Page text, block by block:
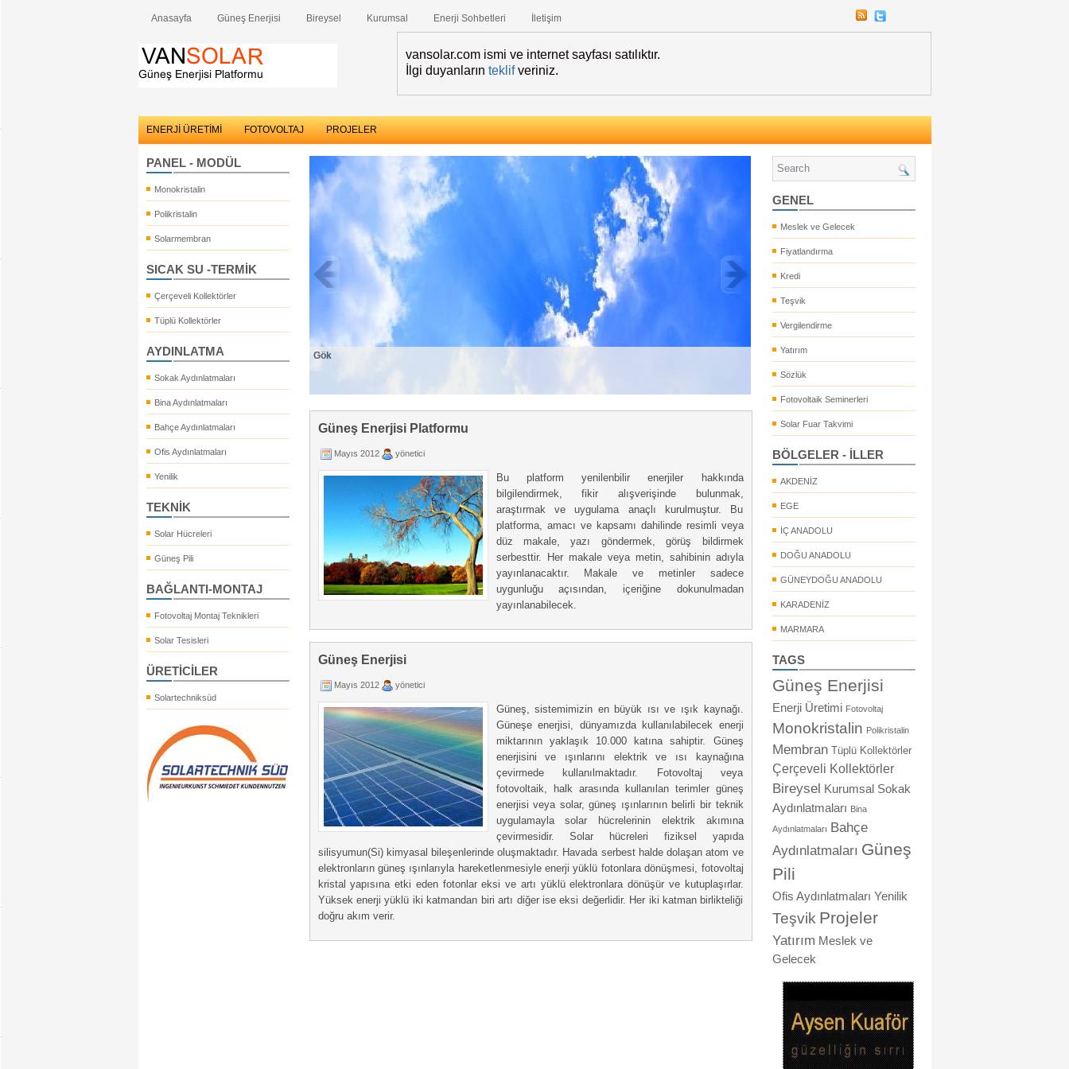
Anasayfa Güneş Enerjisi Bireysel Kurumsal Enerji Sohbetleri İletişim
vansolar.com ismi ve internet sayfası satılıktır.
İlgi duyanların teklifveriniz.
ENERJİ ÜRETİMİ FOTOVOLTAJ PROJELER
PANEL - MODÜL
Monokristalin
Polikristalin
Solarmembran
SICAK SU -TERMİK
Çerçeveli Kollektörler
Tüplü Kollektörler
AYDINLATMA
Sokak Aydınlatmaları
Bina Aydınlatmaları
Bahçe Aydınlatmaları
Ofis Aydınlatmaları
Yenilik
TEKNİK
Solar Hücreleri
Güneş Pili
BAĞLANTI-MONTAJ
Fotovoltaj Montaj Teknikleri
Solar Tesisleri
ÜRETİCİLER
Solartechniksüd
Gök
Güneş Enerjisi Platformu
Mayıs 2012 yönetici
Bu platform yenilenbilir enerjiler hakkında
bilgilendirmek, fikir alışverişinde bulunmak,
araştırmak ve uygulama anaçlı kurulmuştur. Bu
platforma, amacı ve kapsamı dahilinde resimli veya
düz makale, yazı göndermek, görüş bildirmek
serbesttir. Her makale veya metin, sahibinin adıyla
yayınlanacaktır. Makale ve metinler sadece
uygunluğu açısından, içeriğine dokunulmadan
yayınlanabilecek.
Güneş Enerjisi
Mayıs 2012 yönetici
Güneş, sistemimizin en büyük ısı ve ışık kaynağı.
Güneşe enerjisi, dünyamızda kullanılabilecek enerji
miktarının yaklaşık 10.000 katına sahiptir. Güneş
enerjisini ve ışınlarını elektrik ve ısı kaynağına
çevirmede kullanılmaktadır. Fotovoltaj veya
fotovoltaik, halk arasında kullanılan terimler güneş
enerjisi veya solar, güneş ışınlarının belirli bir teknik
uygulamayla solar hücrelerinin elektrik akımına
çevirmesidir. Solar hücreleri fiziksel yapıda
silisyumun(Si) kimyasal bileşenlerinde oluşmaktadır. Havada serbest halde dolaşan atom ve
elektronların güneş ışınlarıyla hareketlenmesiyle enerji yüklü fotonlara dönüşmesi, fotovoltaj
kristal yapısına etki eden fotonlar eksi ve artı yüklü elektronlara dönüşür ve kutuplaşırlar.
Yüksek enerji yüklü iki katmandan biri artı diğer ise eksi değerlidir. Her iki katman birlikteliği
doğru akım verir.
GENEL
Meslek ve Gelecek
Fiyatlandırma
Kredi
Teşvik
Vergilendirme
Yatırım
Sözlük
Fotovoltaik Seminerleri
Solar Fuar Takvimi
BÖLGELER - İLLER
AKDENİZ
EGE
İÇ ANADOLU
DOĞU ANADOLU
GÜNEYDOĞU ANADOLU
KARADENİZ
MARMARA
TAGS
Güneş Enerjisi
Enerji Üretimi Fotovoltaj
Monokristalin Polikristalin
Membran Tüplü Kollektörler
Çerçeveli Kollektörler
Bireysel Kurumsal Sokak
Aydınlatmaları Bina
Aydınlatmaları Bahçe
Aydınlatmaları Güneş
Pili
Ofis Aydınlatmaları Yenilik
Teşvik Projeler
Yatırım Meslek ve
Gelecek